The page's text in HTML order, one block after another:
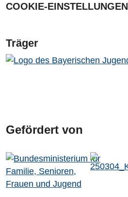
COOKIE-EINSTELLUNGEN
Träger
Gefördert von